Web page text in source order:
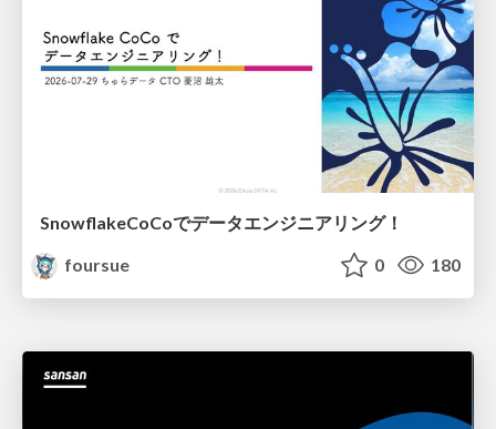
SnowflakeCoCoでデータエンジニアリング！
foursue
0 180